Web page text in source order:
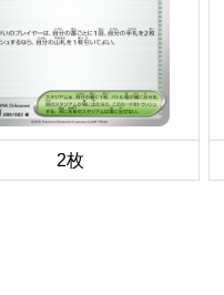
2枚